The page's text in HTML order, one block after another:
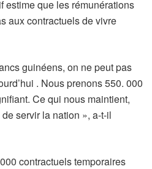
estime que les rémunérations
aux contractuels de vivre
guinéens, on ne peut pas
. Nous prenons 550. 000
Ce qui nous maintient,
servir la nation », a-t-il
contractuels temporaires